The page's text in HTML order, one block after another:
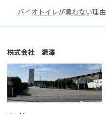
バイオトイレが臭わない理由
株式会社 瀧澤